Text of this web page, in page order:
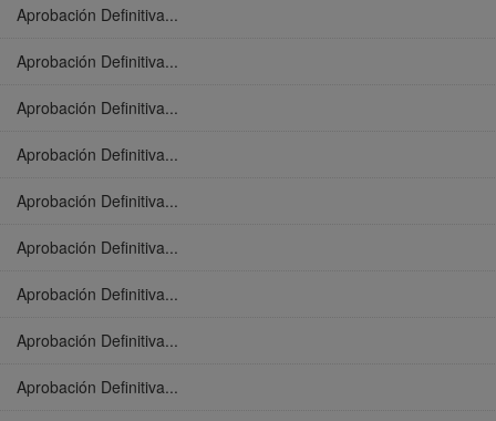
Aprobación Definitiva...
Aprobación Definitiva...
Aprobación Definitiva...
Aprobación Definitiva...
Aprobación Definitiva...
Aprobación Definitiva...
Aprobación Definitiva...
Aprobación Definitiva...
Aprobación Definitiva...